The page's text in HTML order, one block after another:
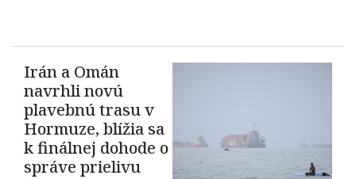
Irán a Omán
navrhli novú
plavebnú trasu v
Hormuze, blížia sa
k finálnej dohode o
správe prielivu